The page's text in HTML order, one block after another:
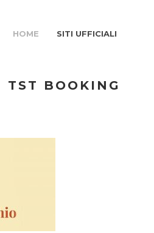
HOME SITI UFFICIALI
TST BOOKING